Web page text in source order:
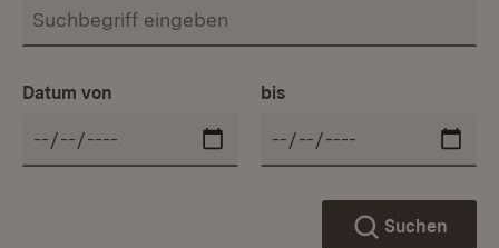
Datum von bis
Suchen